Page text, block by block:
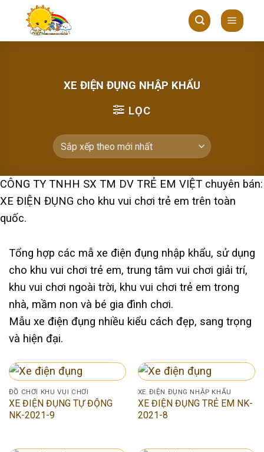
content
XE ĐIỆN ĐỤNG NHẬP KHẨU
LỌC
CÔNG TY TNHH SX TM DV TRẺ EM VIỆT chuyên bán:
XE ĐIỆN ĐỤNG cho khu vui chơi trẻ em trên toàn
quốc.
Tổng hợp các mẫ xe điện đụng nhập khẩu, sử dụng
cho khu vui chơi trẻ em, trung tâm vui chơi giải trí,
khu vui chơi ngoài trời, khu vui chơi trẻ em trong
nhà, mầm non và bé gia đình chơi.
Mẫu xe điện đụng nhiều kiểu cách đẹp, sang trọng
và hiện đại.
ĐỒ CHƠI KHU VUI CHƠI
XE ĐIỆN ĐỤNG TỰ ĐỘNG
NK-2021-9
XE ĐIỆN ĐỤNG NHẬP KHẨU
XE ĐIỆN ĐỤNG TRẺ EM NK-
2021-8